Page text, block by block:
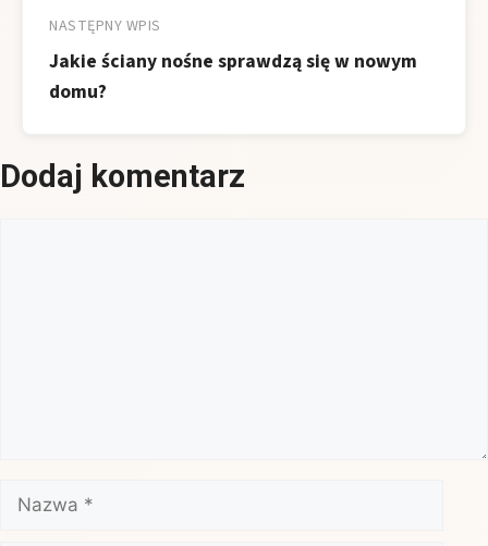
NASTĘPNY WPIS
Jakie ściany nośne sprawdzą się w nowym
domu?
Dodaj komentarz
Nazwa